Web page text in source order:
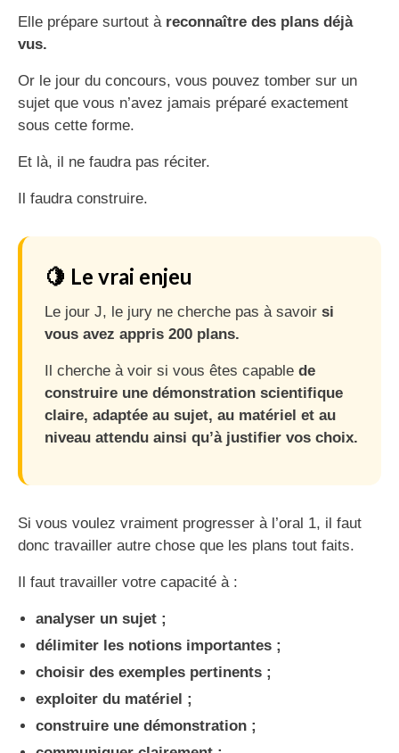
Elle prépare surtout à reconnaître des plans déjà
vus.
Or le jour du concours, vous pouvez tomber sur un
sujet que vous n’avez jamais préparé exactement
sous cette forme.
Et là, il ne faudra pas réciter.
Il faudra construire.
🍋 Le vrai enjeu
Le jour J, le jury ne cherche pas à savoir si
vous avez appris 200 plans.
Il cherche à voir si vous êtes capable de
construire une démonstration scientifique
claire, adaptée au sujet, au matériel et au
niveau attendu ainsi qu’à justifier vos choix.
Si vous voulez vraiment progresser à l’oral 1, il faut
donc travailler autre chose que les plans tout faits.
Il faut travailler votre capacité à :
analyser un sujet ;
délimiter les notions importantes ;
choisir des exemples pertinents ;
exploiter du matériel ;
construire une démonstration ;